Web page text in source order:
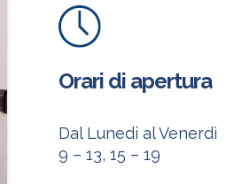
Orari di apertura
Dal Lunedi al Venerdì
9 – 13, 15 – 19